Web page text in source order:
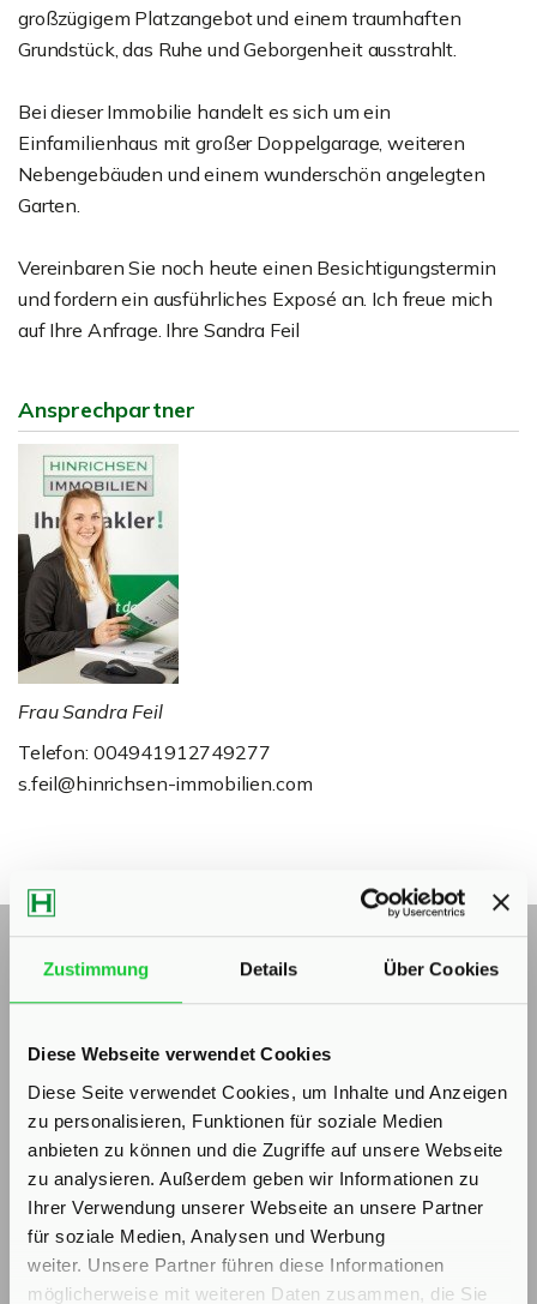
Zustimmung Details Über Cookies
Diese Webseite verwendet Cookies
Diese Seite verwendet Cookies, um Inhalte und Anzeigen
zu personalisieren, Funktionen für soziale Medien
anbieten zu können und die Zugriffe auf unsere Webseite
zu analysieren. Außerdem geben wir Informationen zu
Ihrer Verwendung unserer Webseite an unsere Partner
für soziale Medien, Analysen und Werbung
weiter. Unsere Partner führen diese Informationen
möglicherweise mit weiteren Daten zusammen, die Sie
großzügigem Platzangebot und einem traumhaften
Grundstück, das Ruhe und Geborgenheit ausstrahlt.
Bei dieser Immobilie handelt es sich um ein
Einfamilienhaus mit großer Doppelgarage, weiteren
Nebengebäuden und einem wunderschön angelegten
Garten.
Vereinbaren Sie noch heute einen Besichtigungstermin
und fordern ein ausführliches Exposé an. Ich freue mich
auf Ihre Anfrage. Ihre Sandra Feil
Ansprechpartner
Frau Sandra Feil
Telefon: 004941912749277
s.feil@hinrichsen-immobilien.com
Energieausweis (Bedarfsausweis)
247,70 kWh / (m²*a)
Endenergiebedarf
Weitere Informationen